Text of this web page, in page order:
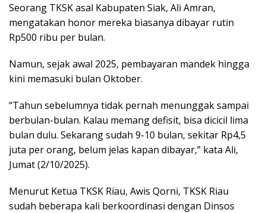
Seorang TKSK asal Kabupaten Siak, Ali Amran,
mengatakan honor mereka biasanya dibayar rutin
Rp500 ribu per bulan.
Namun, sejak awal 2025, pembayaran mandek hingga
kini memasuki bulan Oktober.
“Tahun sebelumnya tidak pernah menunggak sampai
berbulan-bulan. Kalau memang defisit, bisa dicicil lima
bulan dulu. Sekarang sudah 9-10 bulan, sekitar Rp4,5
juta per orang, belum jelas kapan dibayar,” kata Ali,
Jumat (2/10/2025).
Menurut Ketua TKSK Riau, Awis Qorni, TKSK Riau
sudah beberapa kali berkoordinasi dengan Dinsos